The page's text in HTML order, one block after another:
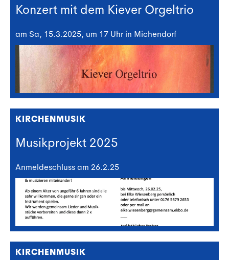
Konzert mit dem Kiever Orgeltrio
am Sa, 15.3.2025, um 17 Uhr in Michendorf
KIRCHENMUSIK
Musikprojekt 2025
Anmeldeschluss am 26.2.25
KIRCHENMUSIK